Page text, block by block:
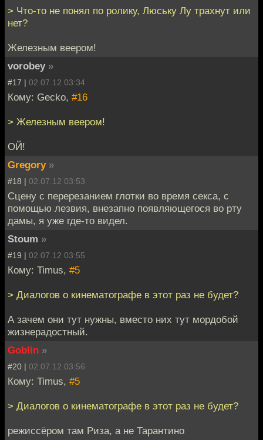
> Что-то не понял по ролику, Люську Лу трахнут или
нет?
Железным веером!
vorobey »
#17 | 02.07.12 03:34
Кому: Gecko, #16
> Железным веером!
ОЙ!
Gregory »
#18 | 02.07.12 03:53
Сцену с перерезанием глотки во время секса, с
помощью лезвия, внезапно появляющегося во рту
дамы, я уже где-то видел.
Stoum »
#19 | 02.07.12 03:55
Кому: Timus, #5
> Диалогов о кинематографе в этот раз не будет?
А зачем они тут нужны, вместо них тут мордобой
жизнерадостный.
Goblin »
#20 | 02.07.12 03:56
Кому: Timus, #5
> Диалогов о кинематографе в этот раз не будет?
режиссёром там Риза, а не Тарантино